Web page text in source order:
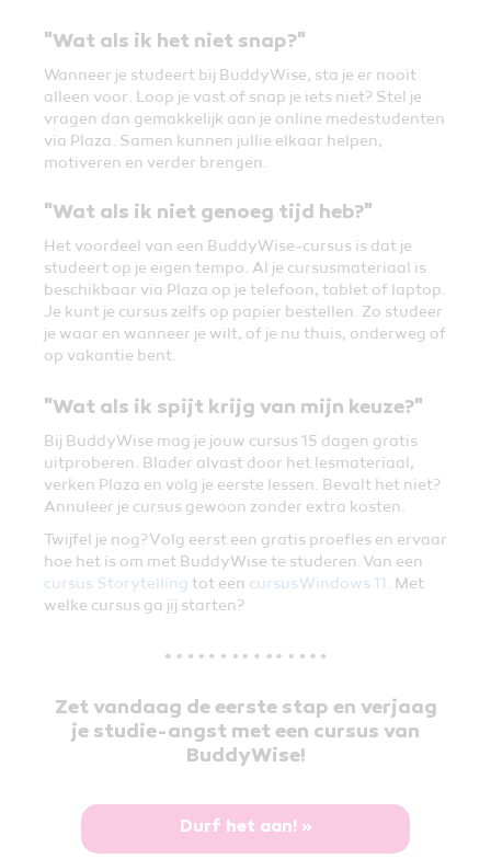
"Wat als ik het niet snap?"
Wanneer je studeert bij BuddyWise, sta je er nooit
alleen voor. Loop je vast of snap je iets niet? Stel je
vragen dan gemakkelijk aan je online medestudenten
via Plaza. Samen kunnen jullie elkaar helpen,
motiveren en verder brengen.
"Wat als ik niet genoeg tijd heb?"
Het voordeel van een BuddyWise-cursus is dat je
studeert op je eigen tempo. Al je cursusmateriaal is
beschikbaar via Plaza op je telefoon, tablet of laptop.
Je kunt je cursus zelfs op papier bestellen. Zo studeer
je waar en wanneer je wilt, of je nu thuis, onderweg of
op vakantie bent.
"Wat als ik spijt krijg van mijn keuze?"
Bij BuddyWise mag je jouw cursus 15 dagen gratis
uitproberen. Blader alvast door het lesmateriaal,
verken Plaza en volg je eerste lessen. Bevalt het niet?
Annuleer je cursus gewoon zonder extra kosten.
Twijfel je nog? Volg eerst een gratis proefles en ervaar
hoe het is om met BuddyWise te studeren. Van een
cursus Storytelling tot een cursus Windows 11. Met
welke cursus ga jij starten?
Zet vandaag de eerste stap en verjaag
je studie-angst met een cursus van
BuddyWise!
Durf het aan! »